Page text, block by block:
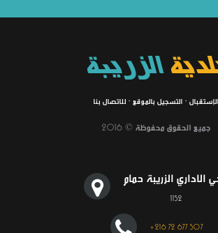
الزريبة
للاتصال بنا · التسجيل بالموقع · الإستقبال
جميع الحقوق محفوظة © 2016
الاداري الزريبة حمام
1152
+216 72 677 507